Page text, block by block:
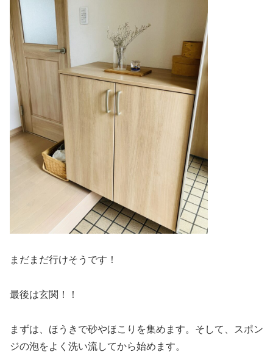
まだまだ行けそうです！
最後は玄関！！
まずは、ほうきで砂やほこりを集めます。そして、スポン
ジの泡をよく洗い流してから始めます。